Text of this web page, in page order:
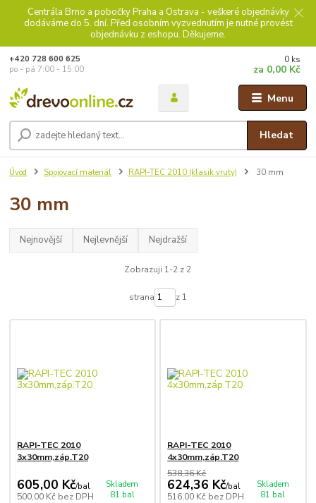
Centrála Brno a pobočky Praha a Ostrava - veškeré objednávky
dodáváme do 5. dní. Před osobním vyzvednutím je nutné provést
objednávku z eshopu. Děkujeme.
Menu
Hledat
+420 728 600 625
po - pá 7:00 - 15:00
0 ks
za 0,00 Kč
Úvod Spojovací materiál RAPI-TEC 2010 (klasik vruty) 30 mm
30 mm
Nejnovější Nejlevnější Nejdražší
Zobrazuji 1-2 z 2
strana z 1
RAPI-TEC 2010
3x30mm,záp.T20
605,00 Kč/bal
500,00 Kč bez DPH
Skladem
81 bal
RAPI-TEC 2010
4x30mm,záp.T20
538,36 Kč
624,36 Kč/bal
516,00 Kč bez DPH
Skladem
81 bal